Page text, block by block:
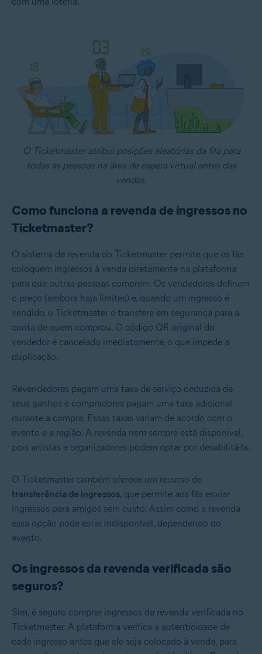
O Ticketmaster atribui posições aleatórias da fila para
todas as pessoas na área de espera virtual antes das
vendas.
Como funciona a revenda de ingressos no
Ticketmaster?
O sistema de revenda do Ticketmaster permite que os fãs
coloquem ingressos à venda diretamente na plataforma
para que outras pessoas comprem. Os vendedores definem
o preço (embora haja limites) e, quando um ingresso é
vendido, o Ticketmaster o transfere em segurança para a
conta de quem comprou. O código QR original do
vendedor é cancelado imediatamente, o que impede a
duplicação.
Revendedores pagam uma taxa de serviço deduzida de
seus ganhos e compradores pagam uma taxa adicional
durante a compra. Essas taxas variam de acordo com o
evento e a região. A revenda nem sempre está disponível,
pois artistas e organizadores podem optar por desabilitá-la.
O Ticketmaster também oferece um recurso de
transferência de ingressos, que permite aos fãs enviar
ingressos para amigos sem custo. Assim como a revenda,
essa opção pode estar indisponível, dependendo do
evento.
Os ingressos da revenda verificada são
seguros?
Sim, é seguro comprar ingressos da revenda verificada no
Ticketmaster. A plataforma verifica a autenticidade de
cada ingresso antes que ele seja colocado à venda, para